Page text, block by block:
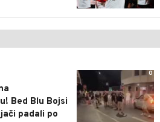
0
Bed Blu Bojsi
padali po